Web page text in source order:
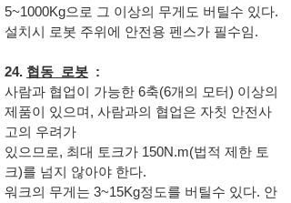
5~1000Kg으로 그 이상의 무게도 버틸수 있다.
설치시 로봇 주위에 안전용 펜스가 필수임.
24. 협동 로봇 :
사람과 협업이 가능한 6축(6개의 모터) 이상의
제품이 있으며, 사람과의 협업은 자칫 안전사
고의 우려가
있으므로, 최대 토크가 150N.m(법적 제한 토
크)를 넘지 않아야 한다.
워크의 무게는 3~15Kg정도를 버틸수 있다. 안